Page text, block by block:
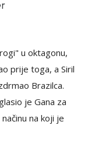
u oktagonu,
prije toga, a Siril
Brazilca.
je Gana za
na koji je